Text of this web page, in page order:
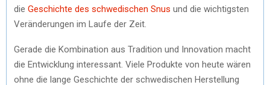
die Geschichte des schwedischen Snus und die wichtigsten
Veränderungen im Laufe der Zeit.
Gerade die Kombination aus Tradition und Innovation macht
die Entwicklung interessant. Viele Produkte von heute wären
ohne die lange Geschichte der schwedischen Herstellung